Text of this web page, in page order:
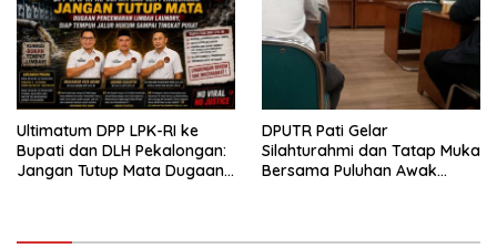
Ultimatum DPP LPK-RI ke
Bupati dan DLH Pekalongan:
Jangan Tutup Mata Dugaan
DPUTR Pati Gelar
Silahturahmi dan Tatap Muka
Bersama Puluhan Awak